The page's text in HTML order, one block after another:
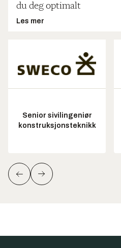
du deg optimalt
Les mer
Senior sivilingeniør
konstruksjonsteknikk